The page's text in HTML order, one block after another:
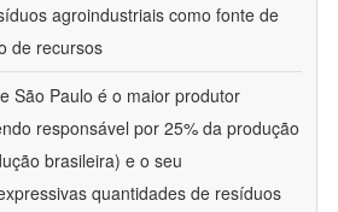
agroindustriais como fonte de
de recursos
São Paulo é o maior produtor
responsável por 25% da produção
brasileira) e o seu
quantidades de resíduos